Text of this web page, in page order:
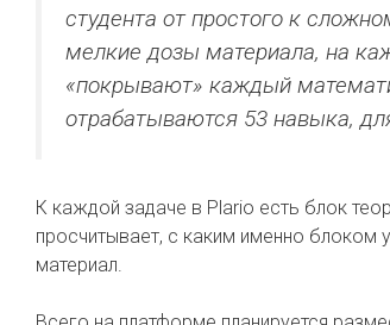
студента от простого к
мелкие дозы материала, на
«покрывают» каждый
отрабатываются 53 навыка,
К каждой задаче в Plario есть блок
просчитывает, с каким именно блоком
материал.